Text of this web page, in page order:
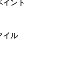
ント
イル